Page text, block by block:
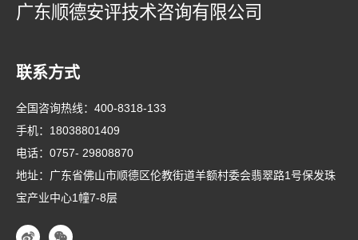
广东顺德安评技术咨询有限公司
联系方式
全国咨询热线： 400-8318-133
手机： 18038801409
电话： 0757- 29808870
地址：广东省佛山市顺德区伦教街道羊额村委会翡翠路1号保发珠
宝产业中心1幢7-8层